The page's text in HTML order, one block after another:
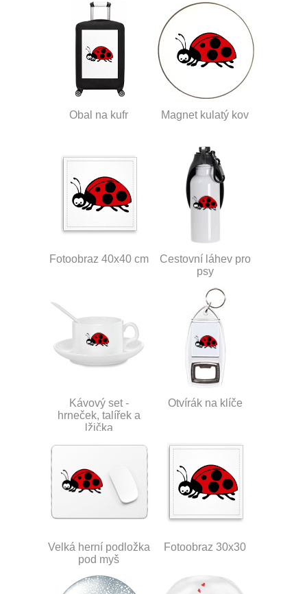
Obal na kufr Magnet kulatý kov
Fotoobraz 40x40 cm
Cestovní láhev pro
psy
Kávový set -
hrneček, talířek a
lžička
Otvírák na klíče
Velká herní podložka
pod myš
Fotoobraz 30x30